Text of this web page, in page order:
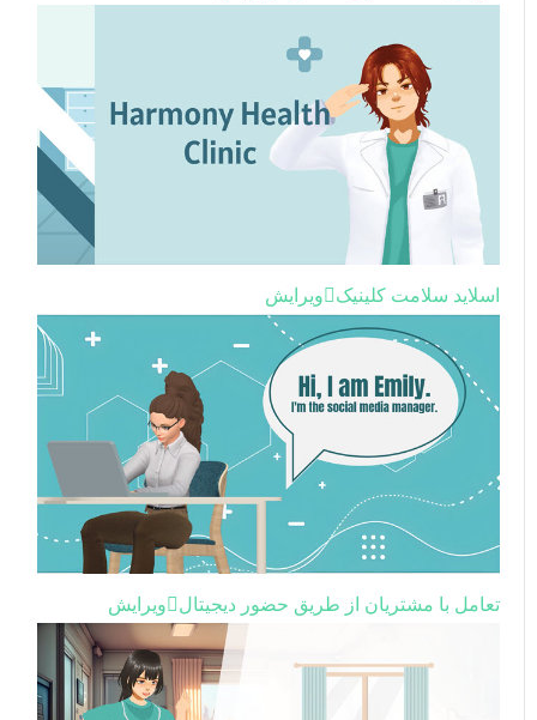
اسلاید سلامت کلینیک ویرایش
تعامل با مشتریان از طریق حضور دیجیتال ویرایش